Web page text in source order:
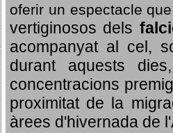
oferir un espectacle
vertiginosos dels
acompanyat al cel,
durant aquests
concentracions
proximitat de la
àrees d'hivernada de